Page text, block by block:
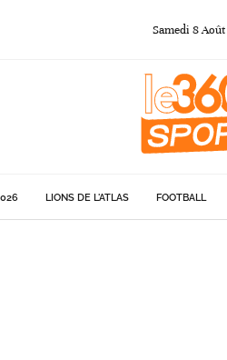
Samedi 8Août
LIONS DE L'ATLAS FOOTBALL